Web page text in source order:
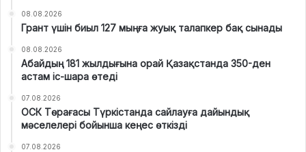
08.08.2026
Грант үшін биыл 127 мыңға жуық талапкер бақ сынады
08.08.2026
Абайдың 181 жылдығына орай Қазақстанда 350-ден
астам іс-шара өтеді
07.08.2026
ОСК Төрағасы Түркістанда сайлауға дайындық
мәселелері бойынша кеңес өткізді
07.08.2026